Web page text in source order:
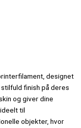
designet
finish på deres
og giver dine
til
objekter, hvor